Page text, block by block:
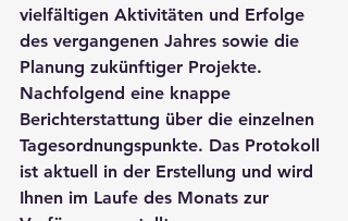
vielfältigen Aktivitäten und Erfolge
des vergangenen Jahres sowie die
Planung zukünftiger Projekte.
Nachfolgend eine knappe
Berichterstattung über die einzelnen
Tagesordnungspunkte. Das Protokoll
ist aktuell in der Erstellung und wird
Ihnen im Laufe des Monats zur